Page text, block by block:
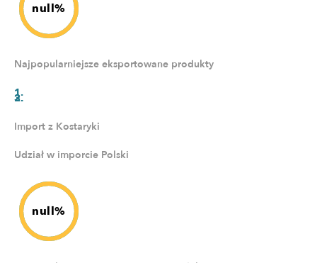
null%
Najpopularniejsze eksportowane produkty
Import z Kostaryki
Udział w imporcie Polski
null%